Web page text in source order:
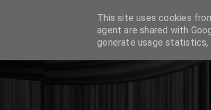
This site uses cookies
agent are shared with
generate usage statistics,